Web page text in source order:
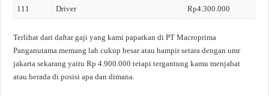
111 Driver Rp4.300.000
Terlihat dari daftar gaji yang kami paparkan di PT Macroprima
Panganutama memang lah cukup besar atau hampir setara dengan umr
jakarta sekarang yaitu Rp 4.900.000 tetapi tergantung kamu menjabat
atau berada di posisi apa dan dimana.